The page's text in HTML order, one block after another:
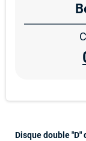
Disque double